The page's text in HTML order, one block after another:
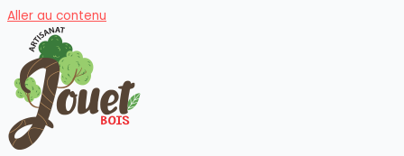
Aller au contenu